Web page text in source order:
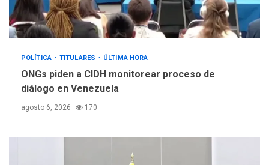
POLÍTICA TITULARES ÚLTIMA HORA
ONGs piden a CIDH monitorear proceso de
diálogo en Venezuela
agosto 6, 2026 170